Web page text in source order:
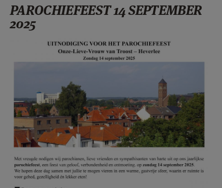
PAROCHIEFEEST 14 SEPTEMBER
2025
UITNODIGING VOOR HET
PAROCHIEFEEST 250914.jpg